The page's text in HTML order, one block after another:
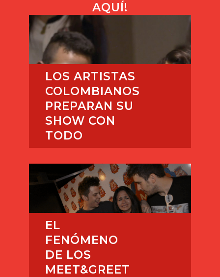
AQUÍ!
LOS ARTISTAS
COLOMBIANOS
PREPARAN SU
SHOW CON
TODO
EL
FENÓMENO
DE LOS
MEET&GREET